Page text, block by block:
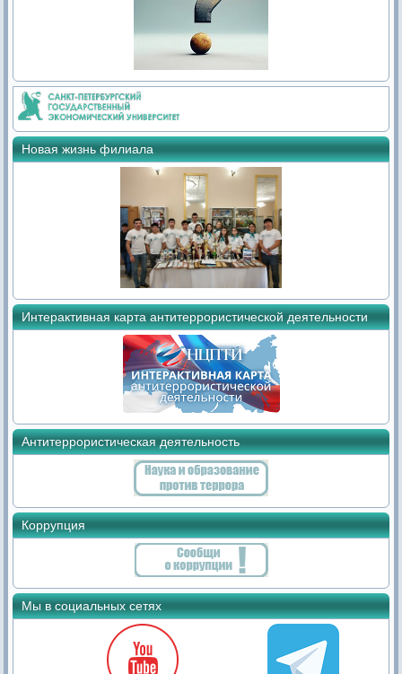
Новая жизнь филиала
Интерактивная карта антитеррористической деятельности
Антитеррористическая деятельность
Коррупция
Мы в социальных сетях